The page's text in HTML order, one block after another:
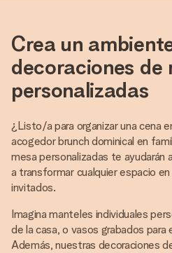
Crea un
decoraciones de
personalizadas
¿Listo/a para organizar una cena
acogedor brunch dominical en
mesa personalizadas te ayudarán
a transformar cualquier espacio
invitados.
Imagina manteles individuales
de la casa, o vasos grabados para
Además, nuestras decoraciones